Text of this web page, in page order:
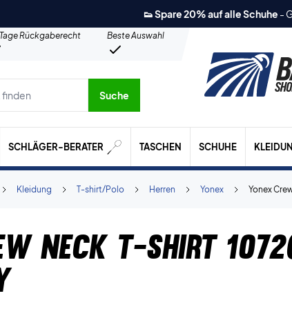
👟 Spare 20% auf alle Schuhe -
Rückgaberecht
Beste Auswahl
usw.
Suche
SCHLÄGER-BERATER TASCHEN SCHUHE
Yonex
Yonex
Herren
T-shirt/Polo
Kleidung
Neck T-shirt